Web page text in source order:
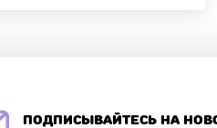
подписывайтесь на